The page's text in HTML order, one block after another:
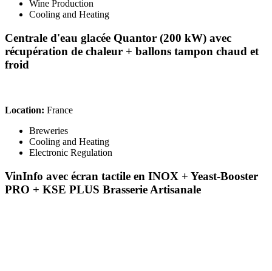
Wine Production
Cooling and Heating
Centrale d'eau glacée Quantor (200 kW) avec
récupération de chaleur + ballons tampon chaud et
froid
Location: France
Breweries
Cooling and Heating
Electronic Regulation
VinInfo avec écran tactile en INOX + Yeast-Booster
PRO + KSE PLUS Brasserie Artisanale